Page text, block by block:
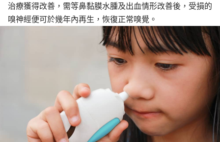
治療獲得改善，需等鼻黏膜水腫及出血情形改善後，受損的
嗅神經便可於幾年內再生，恢復正常嗅覺。